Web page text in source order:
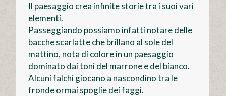
Il paesaggio crea infinite storie tra i suoi vari
elementi.
Passeggiando possiamo infatti notare delle
bacche scarlatte che brillano al sole del
mattino, nota di colore in un paesaggio
dominato dai toni del marrone e del bianco.
Alcuni falchi giocano a nascondino tra le
fronde ormai spoglie dei faggi.